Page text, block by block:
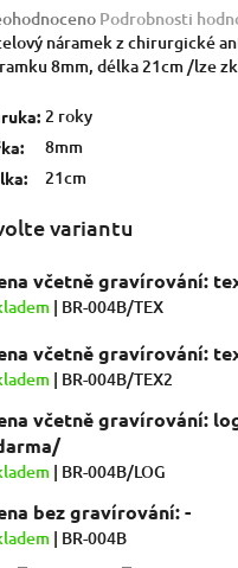
Podrobnosti
náramek z chirurgické
8mm, délka 21cm /lze
: 2 roky
: 8mm
: 21cm
variantu
včetně gravírování:
| BR-004B/TEX
včetně gravírování:
| BR-004B/TEX2
včetně gravírování:
| BR-004B/LOG
bez gravírování: -
| BR-004B